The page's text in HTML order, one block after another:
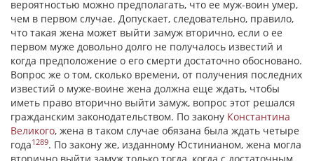
вероятностью можно предполагать, что ее муж-воин умер,
чем в первом случае. Допускает, следовательно, правило,
что такая жена может выйти замуж вторично, если о ее
первом муже довольно долго не получалось известий и
когда предположение о его смерти достаточно обосновано.
Вопрос же о том, сколько времени, от получения последних
известий о муже-воине жена должна еще ждать, чтобы
иметь право вторично выйти замуж, вопрос этот решался
гражданским законодательством. По закону Константина
Великого, жена в таком случае обязана была ждать четыре
года1289. По закону же, изданному Юстинианом, жена могла